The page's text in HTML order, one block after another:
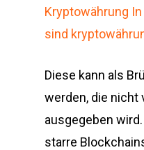
Kryptowährung
sind
Diese kann als
werden, die nicht
ausgegeben
starre